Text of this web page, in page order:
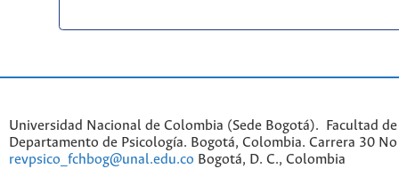
Universidad Nacional de Colombia (Sede Bogotá). Facultad de
Departamento de Psicología. Bogotá, Colombia. Carrera 30
revpsico_fchbog@unal.edu.co Bogotá, D. C., Colombia